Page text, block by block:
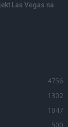
Las Vegas na
4756
1302
1047
500